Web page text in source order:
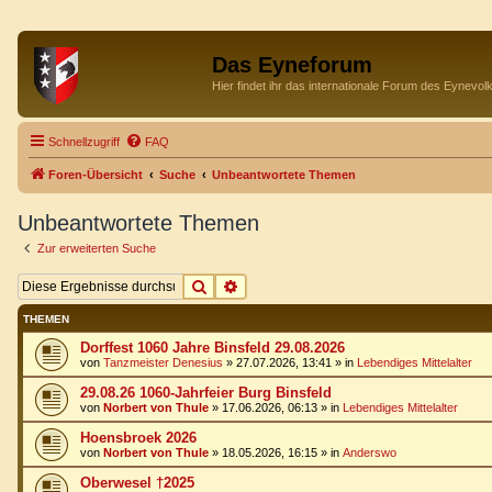
Das Eyneforum
Hier findet ihr das internationale Forum des
Schnellzugriff FAQ
Foren-Übersicht Suche Unbeantwortete Themen
Unbeantwortete Themen
Zur erweiterten Suche
Suche
THEMEN
Dorffest 1060 Jahre Binsfeld 29.08.2026
von Tanzmeister Denesius » 27.07.2026, 13:41 » in Lebendiges Mittelalter
29.08.26 1060-Jahrfeier Burg Binsfeld
von Norbert von Thule » 17.06.2026, 06:13 » in Lebendiges Mittelalter
Hoensbroek 2026
von Norbert von Thule » 18.05.2026, 16:15 » in Anderswo
Oberwesel †2025